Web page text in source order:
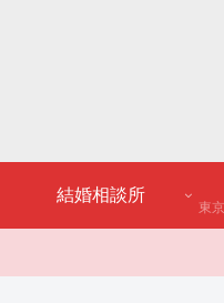
結婚相談所